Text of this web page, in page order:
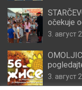
očekuje
3. август
3. август